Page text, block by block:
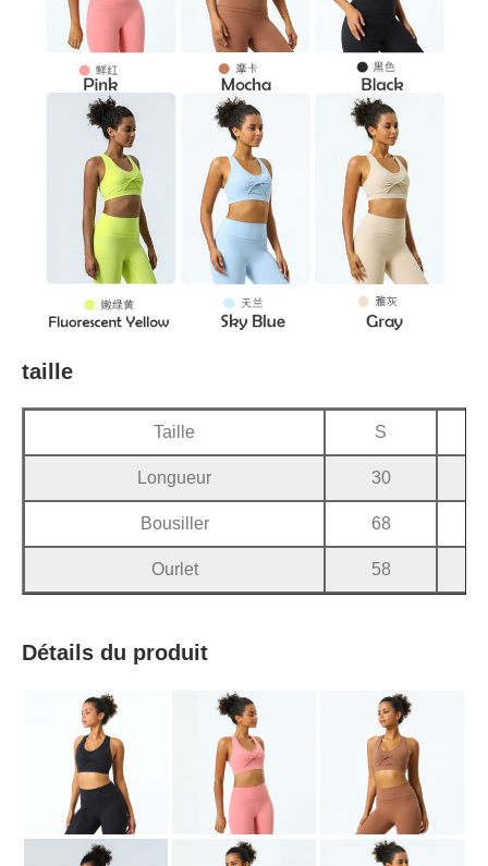
taille
Taille S
Longueur 30
Bousiller 68
Ourlet 58
Détails du produit